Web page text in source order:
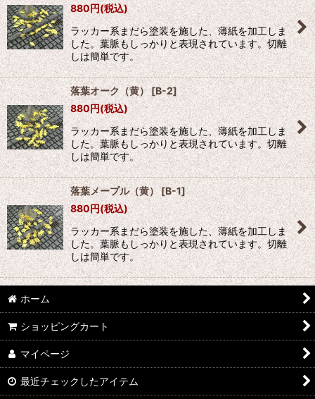
880円(税込)
ラッカー系まだら塗装を施した、薄紙を加工しま
した。葉脈もしっかりと表現されています。切離
しは簡単です。
落葉オーク（黄） [B-2]
880円(税込)
ラッカー系まだら塗装を施した、薄紙を加工しま
した。葉脈もしっかりと表現されています。切離
しは簡単です。
落葉メープル（黄） [B-1]
880円(税込)
ラッカー系まだら塗装を施した、薄紙を加工しま
した。葉脈もしっかりと表現されています。切離
しは簡単です。
ホーム
ショッピングカート
マイページ
最近チェックしたアイテム